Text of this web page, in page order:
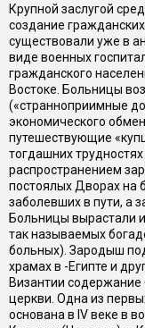
Крупной заслугой
создание
существовали уже в
виде военных
гражданского
Востоке. Больницы
(«странноприимные
экономического
путешествующие
тогдашних
распространением
постоялых Дворах на
заболевших в пути, а
Больницы вырастали
так называемых
больных). Зародыш
храмах в -Египте и
Византии содержание
церкви. Одна из
основана в IV веке в